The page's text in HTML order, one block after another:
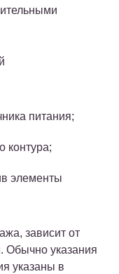
питания;
контура;
элементы
зависит от
Обычно указания
указаны в